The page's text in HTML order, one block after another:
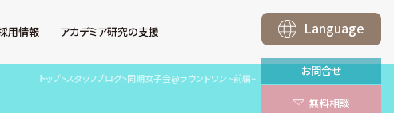
用情報 アカデミア研究の支援
トップ>スタッフブログ>同期女子会@ラウンドワン ~前編~
Language
お問合せ
無料相談